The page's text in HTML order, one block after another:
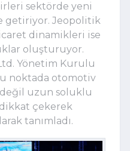
sektörde yeni
getiriyor. Jeopolitik
dinamikleri ise
oluşturuyor.
Yönetim Kurulu
noktada otomotiv
uzun soluklu
çekerek
tanımladı.